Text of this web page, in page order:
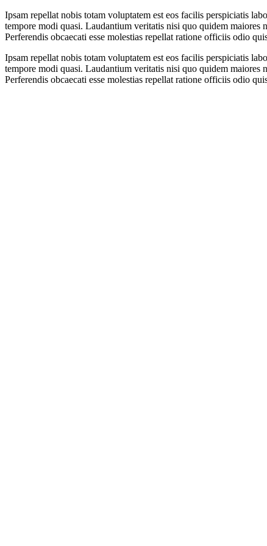
Ipsam repellat nobis totam voluptatem est eos facilis perspiciatis
tempore modi quasi. Laudantium veritatis nisi quo quidem
Perferendis obcaecati esse molestias repellat ratione officiis odio
Ipsam repellat nobis totam voluptatem est eos facilis perspiciatis
tempore modi quasi. Laudantium veritatis nisi quo quidem
Perferendis obcaecati esse molestias repellat ratione officiis odio